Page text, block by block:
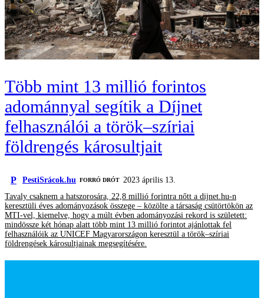
Több mint 13 millió forintos
adománnyal segítik a Díjnet
felhasználói a török–szíriai
földrengés károsultjait
P PestiSrácok.hu FORRÓ DRÓT
2023 április 13.
Tavaly csaknem a hatszorosára, 22,8 millió forintra nőtt a dijnet.hu-n
keresztüli éves adományozások összege – közölte a társaság csütörtökön az
MTI-vel, kiemelve, hogy a múlt évben adományozási rekord is született:
mindössze két hónap alatt több mint 13 millió forintot ajánlottak fel
felhasználóik az UNICEF Magyarországon keresztül a török–szíriai
földrengések károsultjainak megsegítésére.